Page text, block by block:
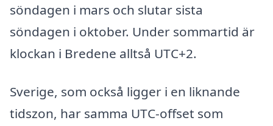
söndagen i mars och slutar sista
söndagen i oktober. Under sommartid är
klockan i Bredene alltså UTC+2.
Sverige, som också ligger i en liknande
tidszon, har samma UTC-offset som